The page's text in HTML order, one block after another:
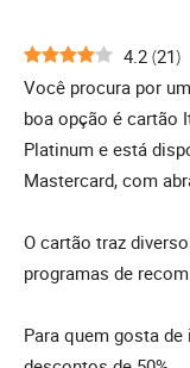
4.2 (21)
Você procura por
boa opção é cartão
Platinum e está
Mastercard, com
O cartão traz
programas de
Para quem gosta